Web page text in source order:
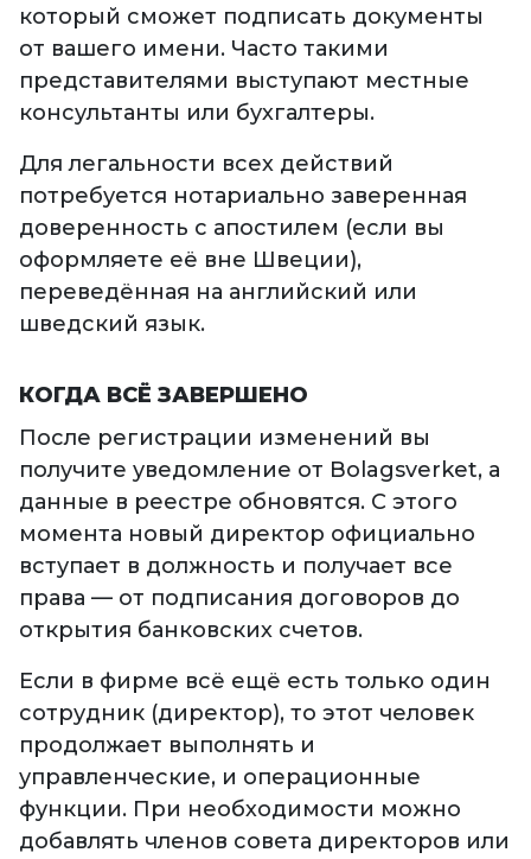
который сможет подписать документы
от вашего имени. Часто такими
представителями выступают местные
консультанты или бухгалтеры.
Для легальности всех действий
потребуется нотариально заверенная
доверенность с апостилем (если вы
оформляете её вне Швеции),
переведённая на английский или
шведский язык.
КОГДА ВСЁ ЗАВЕРШЕНО
После регистрации изменений вы
получите уведомление от Bolagsverket, а
данные в реестре обновятся. С этого
момента новый директор официально
вступает в должность и получает все
права — от подписания договоров до
открытия банковских счетов.
Если в фирме всё ещё есть только один
сотрудник (директор), то этот человек
продолжает выполнять и
управленческие, и операционные
функции. При необходимости можно
добавлять членов совета директоров или